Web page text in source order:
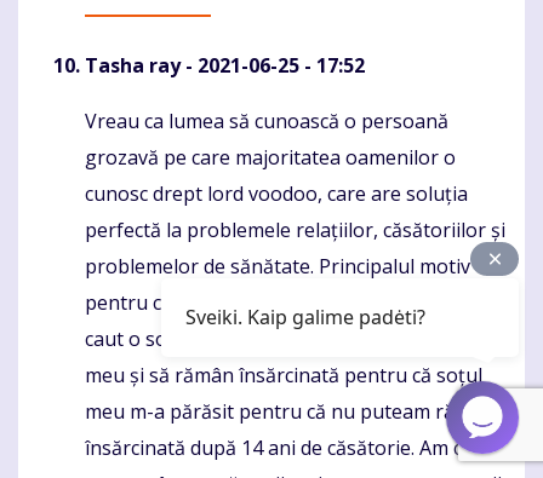
Tasha ray- 2021-06-25 - 17:52
Komentaras
Vreau ca lumea să cunoască o persoană
grozavă pe care majoritatea oamenilor o
cunosc drept lord voodoo, care are soluția
perfectă la problemele relațiilor, căsătoriilor și
problemelor de sănătate. Principalul motiv
pentru care am fost la lordul voodoo a fost să
caut o soluție pentru a-l aduce înapoi pe soțul
meu și să rămân însărcinată pentru că soțul
meu m-a părăsit pentru că nu puteam rămâne
însărcinată după 14 ani de căsătorie. Am citit
Sveiki. Kaip galime padėti?